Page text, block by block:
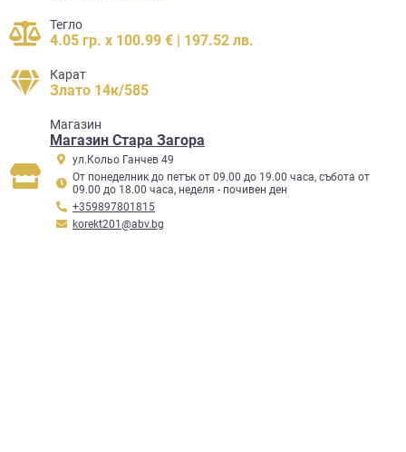
Тегло
4.05 гр. x 100.99 € | 197.52 лв.
Карат
Злато 14к/585
Mагазин
Магазин Стара Загора
ул.Кольо Ганчев 49
От понеделник до петък от 09.00 до 19.00 часа, събота от
09.00 до 18.00 часа, неделя - почивен ден
+359897801815
korekt201@abv.bg